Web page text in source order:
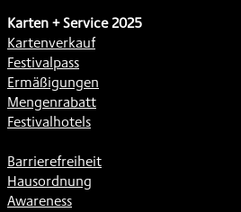
Karten + Service 2025
Kartenverkauf
Festivalpass
Ermäßigungen
Mengenrabatt
Festivalhotels
Barrierefreiheit
Hausordnung
Awareness